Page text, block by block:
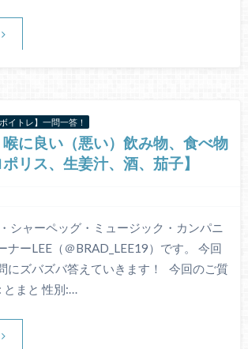
ボイトレ】一問一答！
喉に良い（悪い）飲み物、食べ物
ポリス、生姜汁、酒、茄子】
シャーペッグ・ミュージック・カンパニ
ナーLEE（＠BRAD_LEE19）です。 今回
にズバズバ答えていきます！ 今回のご質
とまと 性別:…